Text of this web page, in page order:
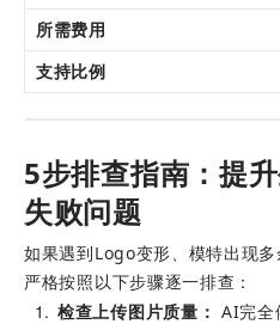
所需费用
支持比例
5步排查指南：提
失败问题
如果遇到Logo变形、模特出现
严格按照以下步骤逐一排查：
1 检查上传图片质量： AI完全